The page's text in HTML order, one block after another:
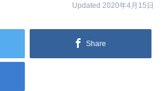
Updated 2020年4月15日
Share